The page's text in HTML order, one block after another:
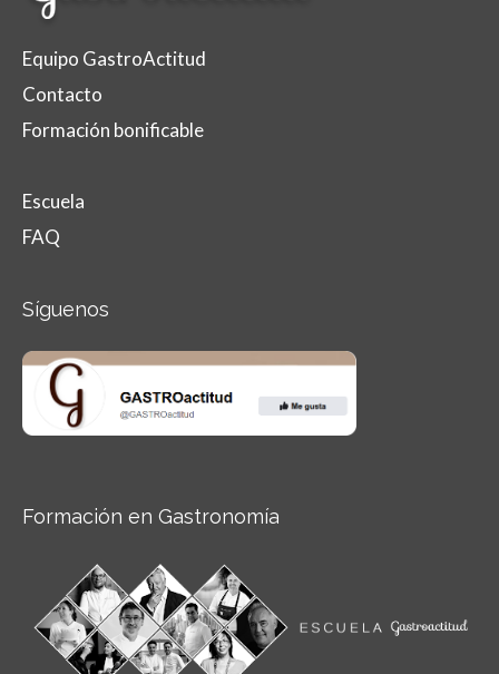
Equipo GastroActitud
Contacto
Formación bonificable
Escuela
FAQ
Síguenos
Formación en Gastronomía